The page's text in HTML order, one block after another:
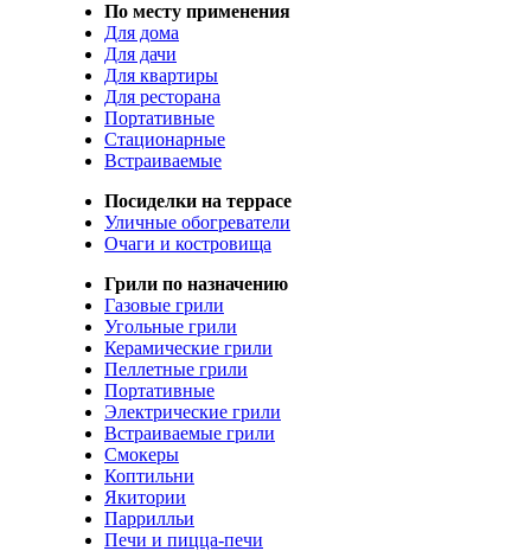
По месту применения
Для дома
Для дачи
Для квартиры
Для ресторана
Портативные
Стационарные
Встраиваемые
Посиделки на террасе
Уличные обогреватели
Очаги и костровища
Грили по назначению
Газовые грили
Угольные грили
Керамические грили
Пеллетные грили
Портативные
Электрические грили
Встраиваемые грили
Смокеры
Коптильни
Якитории
Паррилльи
Печи и пицца-печи